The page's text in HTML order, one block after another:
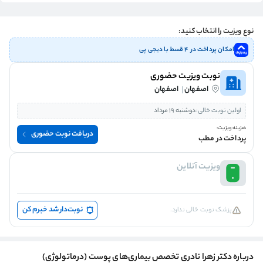
نوع ویزیت را انتخاب کنید:
امکان پرداخت در ۴ قسط با دیجی پی
نوبت ویزیت حضوری
اصفهان اصفهان
اولین نوبت خالی:دوشنبه 19 مرداد
هزینه ویزیت:
پرداخت در مطب دریافت نوبت حضوری
ویزیت آنلاین
پزشک نوبت خالی ندارد. نوبت‌دار شد خبرم کن
درباره دکتر زهرا نادری تخصص بیماری‌های پوست (درماتولوژی)